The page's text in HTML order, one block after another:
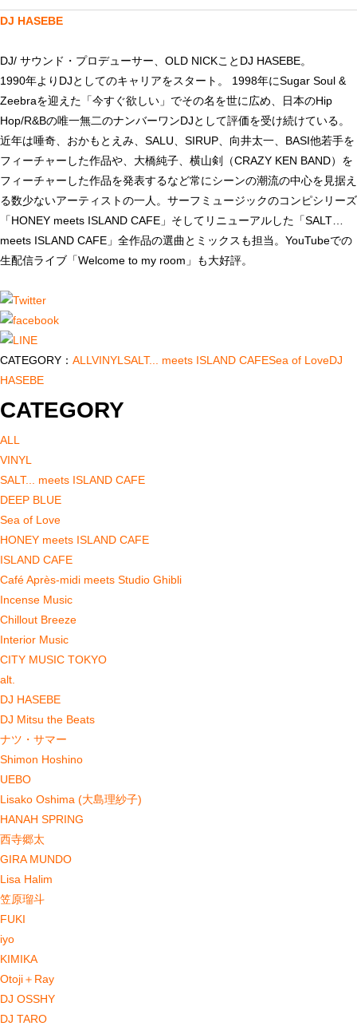
DJ HASEBE
DJ/ サウンド・プロデューサー、OLD NICKことDJ HASEBE。
1990年よりDJとしてのキャリアをスタート。 1998年にSugar Soul &
Zeebraを迎えた「今すぐ欲しい」でその名を世に広め、日本のHip
Hop/R&Bの唯一無二のナンバーワンDJとして評価を受け続けている。
近年は唾奇、おかもとえみ、SALU、SIRUP、向井太一、BASI他若手を
フィーチャーした作品や、大橋純子、横山剣（CRAZY KEN BAND）を
フィーチャーした作品を発表するなど常にシーンの潮流の中心を見据え
る数少ないアーティストの一人。サーフミュージックのコンピシリーズ
「HONEY meets ISLAND CAFE」そしてリニューアルした「SALT…
meets ISLAND CAFE」全作品の選曲とミックスも担当。YouTubeでの
生配信ライブ「Welcome to my room」も大好評。
CATEGORY： ALL VINYL SALT... meets ISLAND CAFESea of LoveDJ
HASEBE
CATEGORY
ALL
VINYL
SALT... meets ISLAND CAFE
DEEP BLUE
Sea of Love
HONEY meets ISLAND CAFE
ISLAND CAFE
Café Après-midi meets Studio Ghibli
Incense Music
Chillout Breeze
Interior Music
CITY MUSIC TOKYO
alt.
DJ HASEBE
DJ Mitsu the Beats
ナツ・サマー
Shimon Hoshino
UEBO
Lisako Oshima (大島理紗子)
HANAH SPRING
西寺郷太
GIRA MUNDO
Lisa Halim
笠原瑠斗
FUKI
iyo
KIMIKA
Otoji＋Ray
DJ OSSHY
DJ TARO